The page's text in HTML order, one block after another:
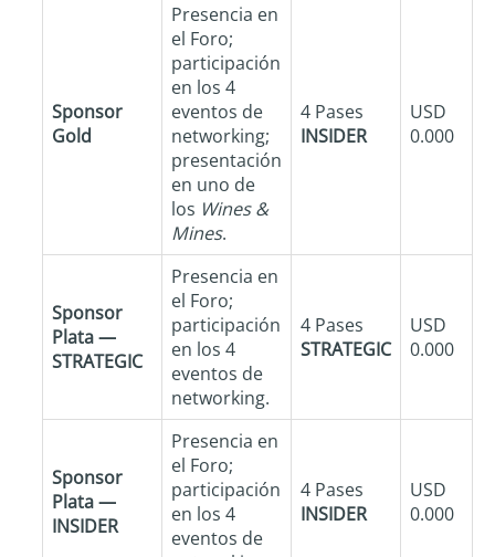
Sponsor
Gold
Presencia en
el Foro;
participación
en los 4
eventos de
networking;
presentación
en uno de
los Wines &
Mines.
4 Pases
INSIDER
USD
0.000
Sponsor
Plata —
STRATEGIC
Presencia en
el Foro;
participación
en los 4
eventos de
networking.
4 Pases
STRATEGIC
USD
0.000
Sponsor
Plata —
INSIDER
Presencia en
el Foro;
participación
en los 4
eventos de
4 Pases
INSIDER
USD
0.000